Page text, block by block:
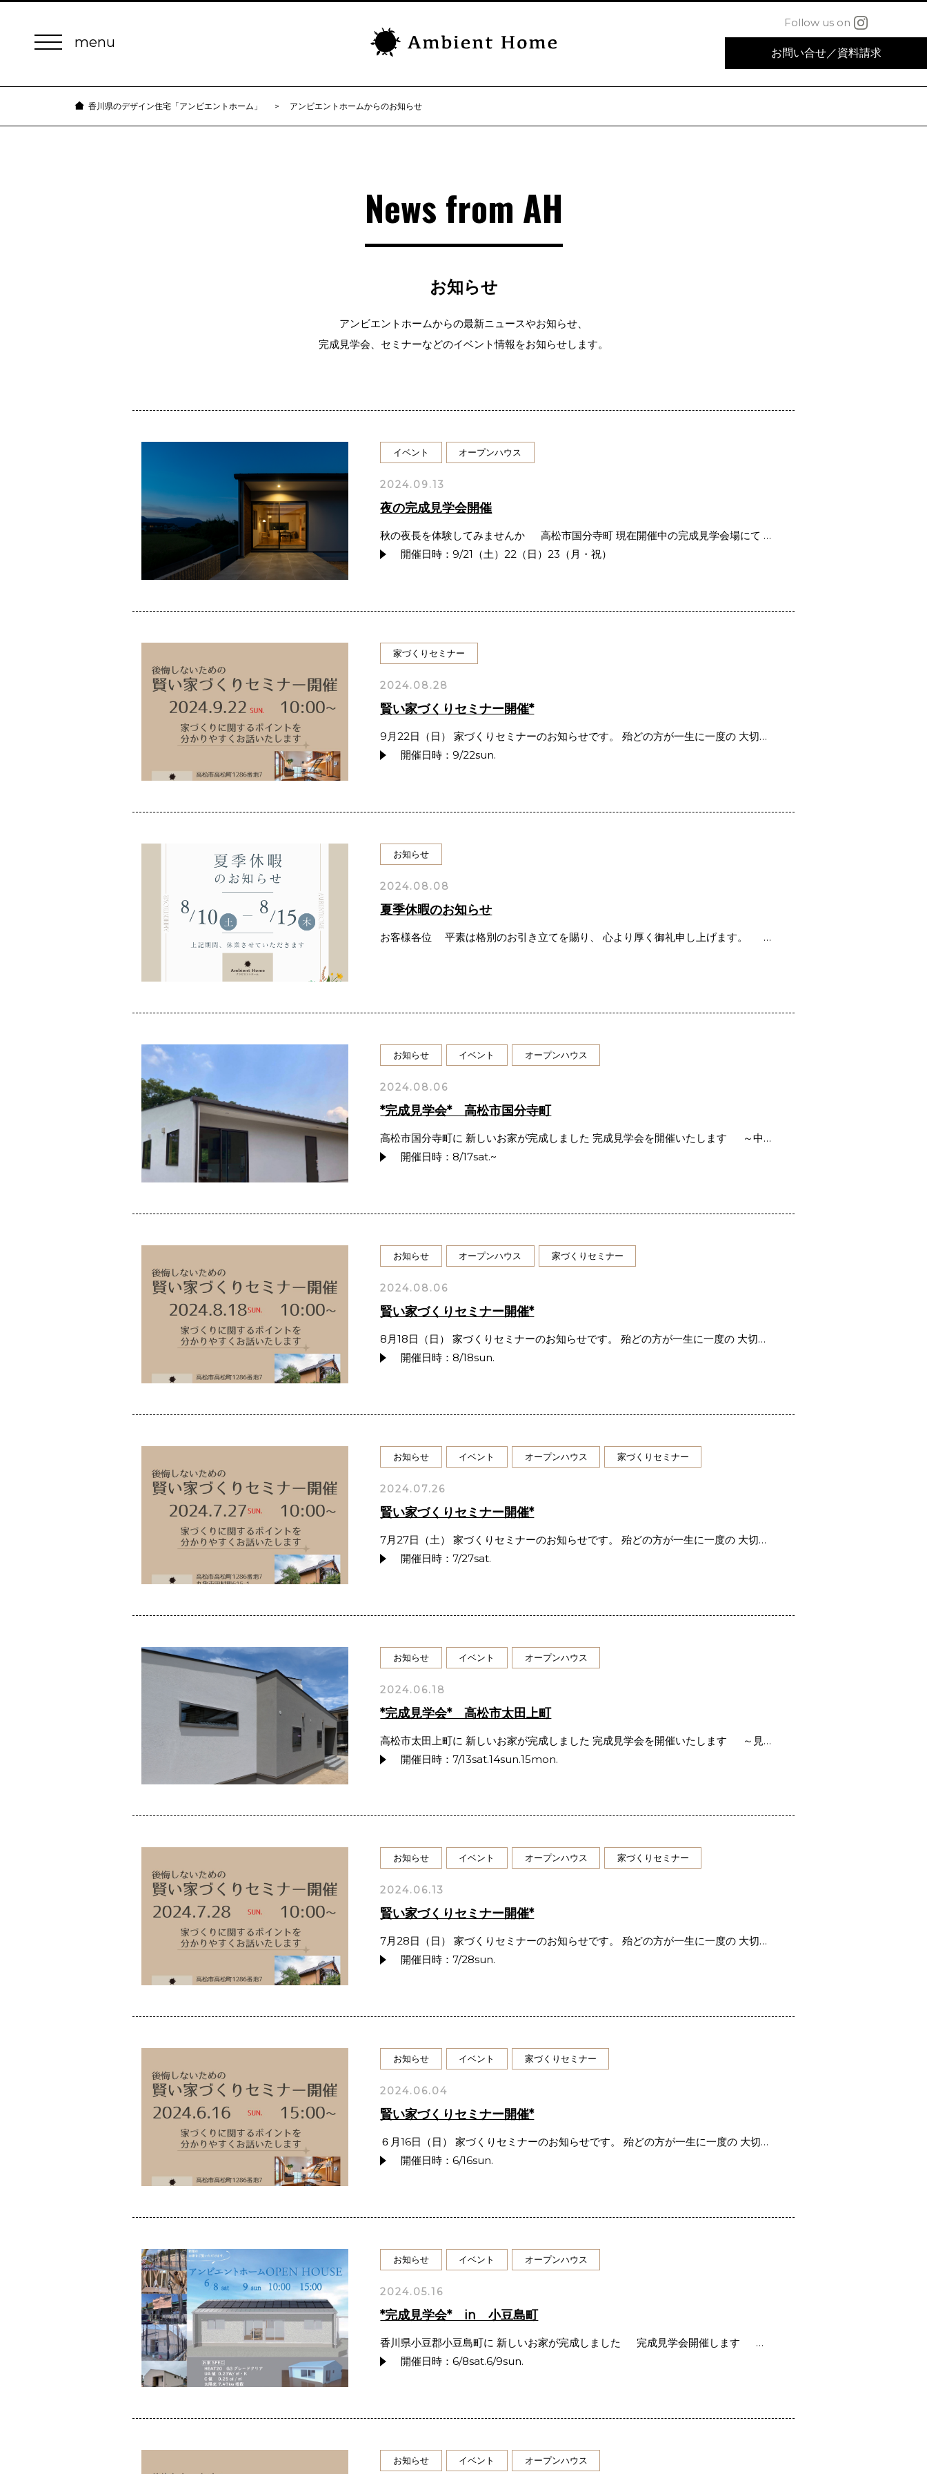
Follow us on
お問い合せ／資料請求
香川県のデザイン住宅「アンビエントホーム」 アンビエントホームからのお知らせ
News from AH
お知らせ
アンビエントホームからの最新ニュースやお知らせ、
完成見学会、セミナーなどのイベント情報をお知らせします。
イベント オープンハウス
2024.09.13
夜の完成見学会開催
秋の夜長を体験してみませんか 高松市国分寺町 現在開催中の完成見学会場にて …
開催日時：9/21（土）22（日）23（月・祝）
家づくりセミナー
2024.08.28
賢い家づくりセミナー開催*
9月22日（日） 家づくりセミナーのお知らせです。 殆どの方が一生に一度の 大切…
開催日時：9/22sun.
お知らせ
2024.08.08
夏季休暇のお知らせ
お客様各位 平素は格別のお引き立てを賜り、 心より厚く御礼申し上げます。 …
お知らせ イベント オープンハウス
2024.08.06
*完成見学会* 高松市国分寺町
高松市国分寺町に 新しいお家が完成しました 完成見学会を開催いたします ～中…
開催日時：8/17sat.~
お知らせ オープンハウス 家づくりセミナー
2024.08.06
賢い家づくりセミナー開催*
8月18日（日） 家づくりセミナーのお知らせです。 殆どの方が一生に一度の 大切…
開催日時：8/18sun.
お知らせ イベント オープンハウス 家づくりセミナー
2024.07.26
賢い家づくりセミナー開催*
7月27日（土） 家づくりセミナーのお知らせです。 殆どの方が一生に一度の 大切…
開催日時：7/27sat.
お知らせ イベント オープンハウス
2024.06.18
*完成見学会* 高松市太田上町
高松市太田上町に 新しいお家が完成しました 完成見学会を開催いたします ～見…
開催日時：7/13sat.14sun.15mon.
お知らせ イベント オープンハウス 家づくりセミナー
2024.06.13
賢い家づくりセミナー開催*
7月28日（日） 家づくりセミナーのお知らせです。 殆どの方が一生に一度の 大切…
開催日時：7/28sun.
お知らせ イベント 家づくりセミナー
2024.06.04
賢い家づくりセミナー開催*
６月16日（日） 家づくりセミナーのお知らせです。 殆どの方が一生に一度の 大切…
開催日時：6/16sun.
お知らせ イベント オープンハウス
2024.05.16
*完成見学会* in 小豆島町
香川県小豆郡小豆島町に 新しいお家が完成しました 完成見学会開催します …
開催日時：6/8sat.6/9sun.
お知らせ イベント オープンハウス